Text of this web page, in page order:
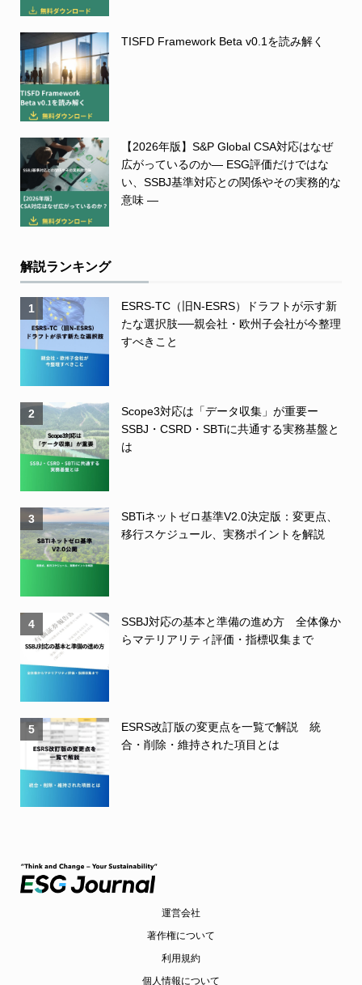
TISFD Framework Beta v0.1を読み解く
【2026年版】S&P Global CSA対応はなぜ
広がっているのか― ESG評価だけではな
い、SSBJ基準対応との関係やその実務的な
意味 ―
解説ランキング
1
ESRS-TC（旧N-ESRS）ドラフトが示す新
たな選択肢──親会社・欧州子会社が今整理
すべきこと
2
Scope3対応は「データ収集」が重要ー
SSBJ・CSRD・SBTiに共通する実務基盤と
は
3
SBTiネットゼロ基準V2.0決定版：変更点、
移行スケジュール、実務ポイントを解説
4
SSBJ対応の基本と準備の進め方 全体像か
らマテリアリティ評価・指標収集まで
5
ESRS改訂版の変更点を一覧で解説 統
合・削除・維持された項目とは
運営会社
著作権について
利用規約
個人情報について